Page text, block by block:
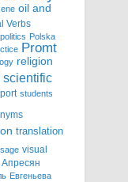
oil and
Verbs
politics Polska
Promt
religion
scientific
students
translation
visual
Апресян
Евгеньева